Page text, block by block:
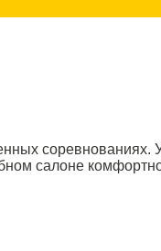
соревнованиях.
салоне